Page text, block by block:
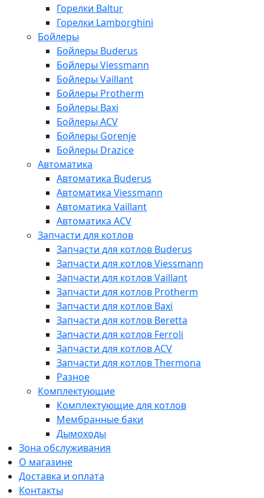
Горелки Baltur
Горелки Lamborghini
Бойлеры
Бойлеры Buderus
Бойлеры Viessmann
Бойлеры Vaillant
Бойлеры Protherm
Бойлеры Baxi
Бойлеры ACV
Бойлеры Gorenje
Бойлеры Drazice
Автоматика
Автоматика Buderus
Автоматика Viessmann
Автоматика Vaillant
Автоматика ACV
Запчасти для котлов
Запчасти для котлов Buderus
Запчасти для котлов Viessmann
Запчасти для котлов Vaillant
Запчасти для котлов Protherm
Запчасти для котлов Baxi
Запчасти для котлов Beretta
Запчасти для котлов Ferroli
Запчасти для котлов ACV
Запчасти для котлов Thermona
Разное
Комплектующие
Комплектующие для котлов
Мембранные баки
Дымоходы
Зона обслуживания
О магазине
Доставка и оплата
Контакты